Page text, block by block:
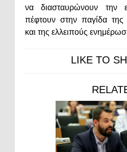
να διασταυρώνουν την
πέφτουν στην παγίδα
και της ελλειπούς
LIKE TO